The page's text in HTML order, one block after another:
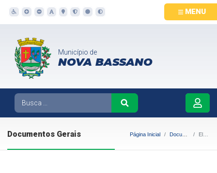
MENU
Município de
NOVA BASSANO
Documentos Gerais Página Inicial Documentos Gerais Eleições - Conselho Tutelar 2023